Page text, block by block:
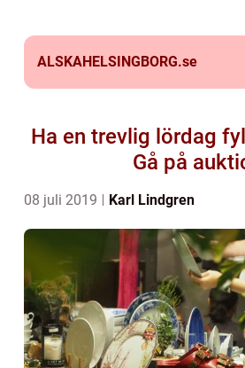
ALSKAHELSINGBORG.se
Ha en trevlig lördag
Gå på
08 juli 2019 Karl Lindgren